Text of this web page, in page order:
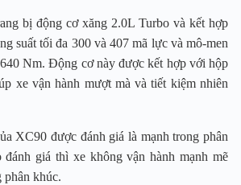
bị động cơ xăng 2.0L Turbo và kết hợp
suất tối đa 300 và 407 mã lực và mô-men
Nm. Động cơ này được kết hợp với hộp
xe vận hành mượt mà và tiết kiệm nhiên
XC90 được đánh giá là mạnh trong phân
đánh giá thì xe không vận hành mạnh mẽ
phân khúc.